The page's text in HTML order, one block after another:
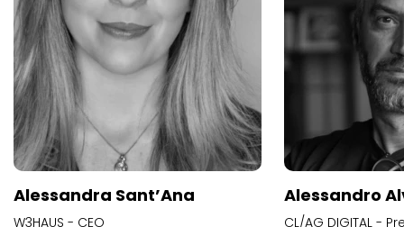
Alessandra Sant’Ana
W3HAUS - CEO
Alessandro
CL/AG DIGITAL -